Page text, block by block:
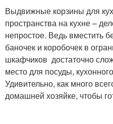
Выдвижные корзины для
пространства на кухне –
непростое. Ведь вместить
баночек и коробочек в
шкафчиков достаточно
место для посуды,
Удивительно, как много
домашней хозяйке, чтобы